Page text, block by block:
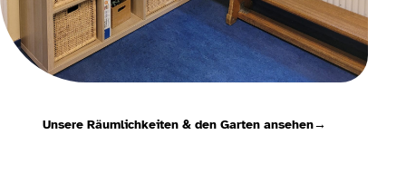
Unsere Räumlichkeiten & den Garten ansehen→